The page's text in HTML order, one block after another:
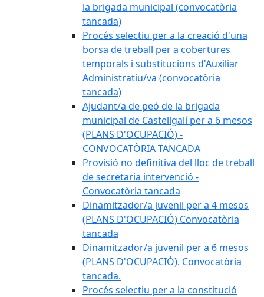
la brigada municipal (convocatòria
tancada)
Procés selectiu per a la creació d'una
borsa de treball per a cobertures
temporals i substitucions d'Auxiliar
Administratiu/va (convocatòria
tancada)
Ajudant/a de peó de la brigada
municipal de Castellgalí per a 6 mesos
(PLANS D'OCUPACIÓ) -
CONVOCATÒRIA TANCADA
Provisió no definitiva del lloc de treball
de secretaria intervenció -
Convocatòria tancada
Dinamitzador/a juvenil per a 4 mesos
(PLANS D'OCUPACIÓ) Convocatòria
tancada
Dinamitzador/a juvenil per a 6 mesos
(PLANS D'OCUPACIÓ). Convocatòria
tancada.
Procés selectiu per a la constitució